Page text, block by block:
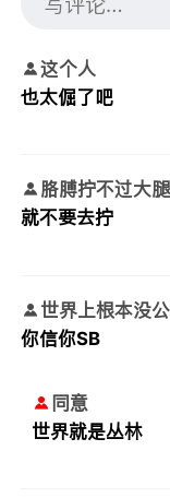
这个人
也太倔了吧
胳膊拧不过大腿
就不要去拧
世界上根本没
你信你SB
同意
世界就是丛林